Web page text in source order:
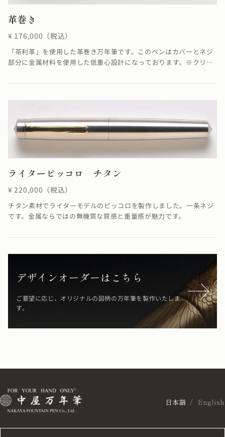
革巻き
¥ 176,000（税込）
「茶利革」を使用した革巻き万年筆です。このペンはカバーとネジ
部分に金属材料を使用した低重心設計になっております。※クリッ
す。「茶利革」は明治初期において、日本の皮革製造技術を向上さ
を繰り返し行って革の表面を隆起させ、深い凹凸をつけます。多く
の工程を人の手で行なっているため、技術を持った職人にしかつく
で、鞄の素材として利用されていました。
ライターピッコロ チタン
¥ 220,000（税込）
チタン素材でライターモデルのピッコロを製作しました。一条ネジ
です。金属ならではの無機質な質感と重量感が魅力です。
デザインオーダーはこちら
ご要望に応じ、オリジナルの図柄の万年筆を製作いたしま
す。
日本語 English